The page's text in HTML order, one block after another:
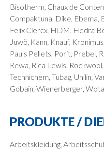
Bisotherm, Chaux de
Compaktuna, Dike, Ebema,
Felix Clercx, HDM, Hedra
Juwö, Kann, Knauf,
Pauls Pellets, Porit, Prebel,
Rewa, Rica Lewis,
Technichem, Tubag, Unilin,
Gobain, Wienerberger,
PRODUKTE /
Arbeitskleidung,